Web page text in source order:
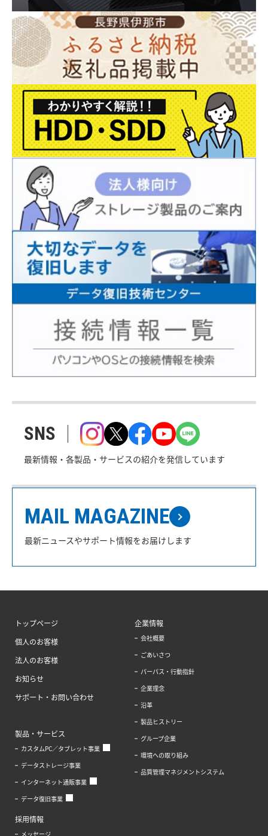
SNS
最新情報・各製品・サービスの紹介を発信しています
MAIL MAGAZINE
最新ニュースやサポート情報をお届けします
トップページ
個人のお客様
法人のお客様
お知らせ
サポート・お問い合わせ
製品・サービス
カスタムPC／タブレット事業
データストレージ事業
インターネット通販事業
データ復旧事業
企業情報
会社概要
ごあいさつ
パーパス・行動指針
企業理念
沿革
製品ヒストリー
グループ企業
環境への取り組み
品質管理マネジメントシステム
採用情報
メッセージ